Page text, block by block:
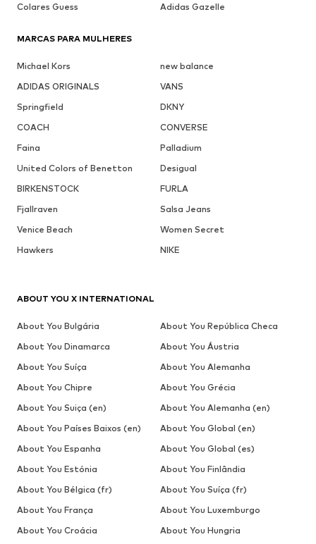
Colares Guess
Adidas Gazelle
MARCAS PARA MULHERES
Michael Kors
new balance
ADIDAS ORIGINALS
VANS
Springfield
DKNY
COACH
CONVERSE
Faina
Palladium
United Colors of Benetton
Desigual
BIRKENSTOCK
FURLA
Fjallraven
Salsa Jeans
Venice Beach
Women Secret
Hawkers
NIKE
ABOUT YOU X INTERNATIONAL
About You Bulgária
About You República Checa
About You Dinamarca
About You Áustria
About You Suíça
About You Alemanha
About You Chipre
About You Grécia
About You Suiça (en)
About You Alemanha (en)
About You Países Baixos (en)
About You Global (en)
About You Espanha
About You Global (es)
About You Estónia
About You Finlândia
About You Bélgica (fr)
About You Suíça (fr)
About You França
About You Luxemburgo
About You Croácia
About You Hungria